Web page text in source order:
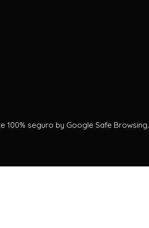
100% seguro by Google Safe Browsing.